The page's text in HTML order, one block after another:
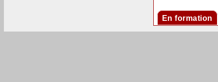
En formation